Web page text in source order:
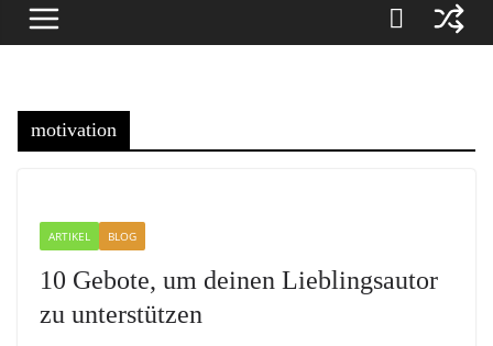
motivation
ARTIKEL BLOG
10 Gebote, um deinen Lieblingsautor
zu unterstützen